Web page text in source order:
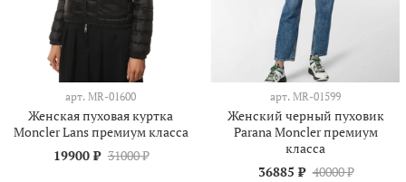
арт. MR-01600
Женская пуховая куртка
Moncler Lans премиум класса
19900 ₽ 31000 ₽
арт. MR-01599
Женский черный пуховик
Parana Moncler премиум
класса
36885 ₽ 40000 ₽